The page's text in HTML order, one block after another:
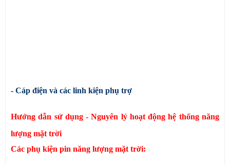
- Cáp điện và các linh kiện phụ trợ
Hướng dẫn sử dụng - Nguyên lý hoạt động hệ thống năng
lượng mặt trời
Các phụ kiện pin năng lượng mặt trời: